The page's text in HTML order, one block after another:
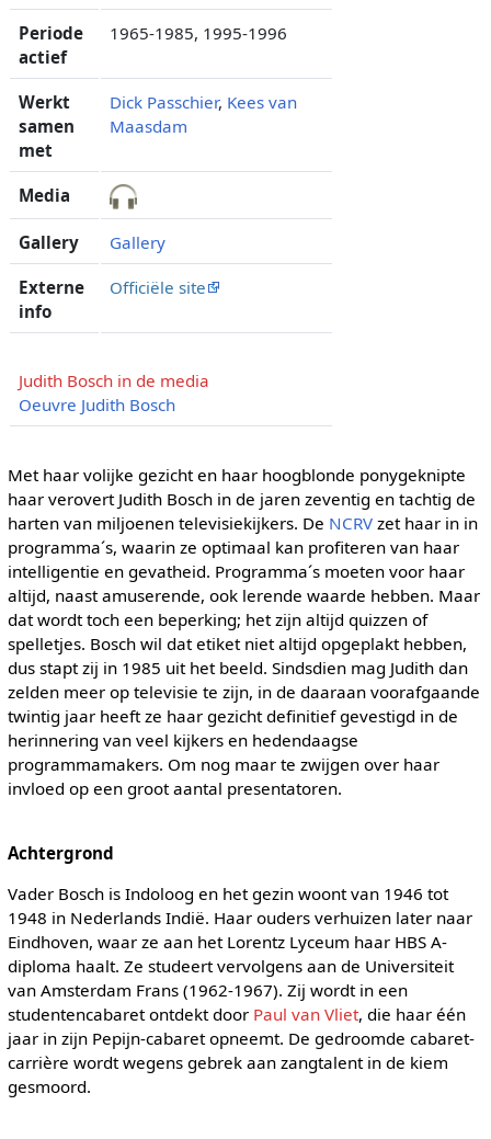
Periode
actief
1965-1985, 1995-1996
Werkt
samen
met
Dick Passchier, Kees van
Maasdam
Media
Gallery Gallery
Externe
info
Officiële site
Judith Bosch in de media
Oeuvre Judith Bosch
Met haar volijke gezicht en haar hoogblonde ponygeknipte
haar verovert Judith Bosch in de jaren zeventig en tachtig de
harten van miljoenen televisiekijkers. De NCRVzet haar in in
programma´s, waarin ze optimaal kan profiteren van haar
intelligentie en gevatheid. Programma´s moeten voor haar
altijd, naast amuserende, ook lerende waarde hebben. Maar
dat wordt toch een beperking; het zijn altijd quizzen of
spelletjes. Bosch wil dat etiket niet altijd opgeplakt hebben,
dus stapt zij in 1985 uit het beeld. Sindsdien mag Judith dan
zelden meer op televisie te zijn, in de daaraan voorafgaande
twintig jaar heeft ze haar gezicht definitief gevestigd in de
herinnering van veel kijkers en hedendaagse
programmamakers. Om nog maar te zwijgen over haar
invloed op een groot aantal presentatoren.
Achtergrond
Vader Bosch is Indoloog en het gezin woont van 1946 tot
1948 in Nederlands Indië. Haar ouders verhuizen later naar
Eindhoven, waar ze aan het Lorentz Lyceum haar HBS A-
diploma haalt. Ze studeert vervolgens aan de Universiteit
van Amsterdam Frans (1962-1967). Zij wordt in een
studentencabaret ontdekt door Paul van Vliet, die haar één
jaar in zijn Pepijn-cabaret opneemt. De gedroomde cabaret-
carrière wordt wegens gebrek aan zangtalent in de kiem
gesmoord.